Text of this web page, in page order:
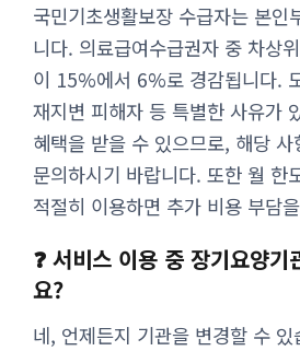
국민기초생활보장 수급자는 본인
니다. 의료급여수급권자 중 차상
이 15%에서 6%로 경감됩니다.
재지변 피해자 등 특별한 사유가
혜택을 받을 수 있으므로, 해당
문의하시기 바랍니다. 또한 월 한
적절히 이용하면 추가 비용 부담
❓ 서비스 이용 중 장기요양
요?
네, 언제든지 기관을 변경할 수